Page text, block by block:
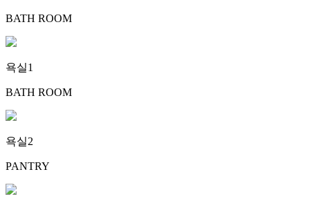
BATH ROOM
욕실1
BATH ROOM
욕실2
PANTRY